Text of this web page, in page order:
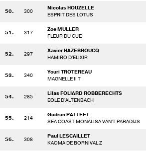
50. 300
Nicolas HOUZELLE
ESPRIT DES LOTUS
51. 317
Zoe MULLER
FLEUR DU GUE
52. 297
Xavier HAZEBROUCQ
HAMIRO D'ELIXIR
53. 340
Youri TROTEREAU
MAGNELLE II T
54. 285
Lilas FOLIARD ROBBERECHTS
EOLE D'ALTENBACH
55. 214
Gudrun PATTEET
SEA COAST MONALISA VAN'T PARADIJS
56. 308
Paul LESCAILLET
KAOMA DE BORNIVAL Z